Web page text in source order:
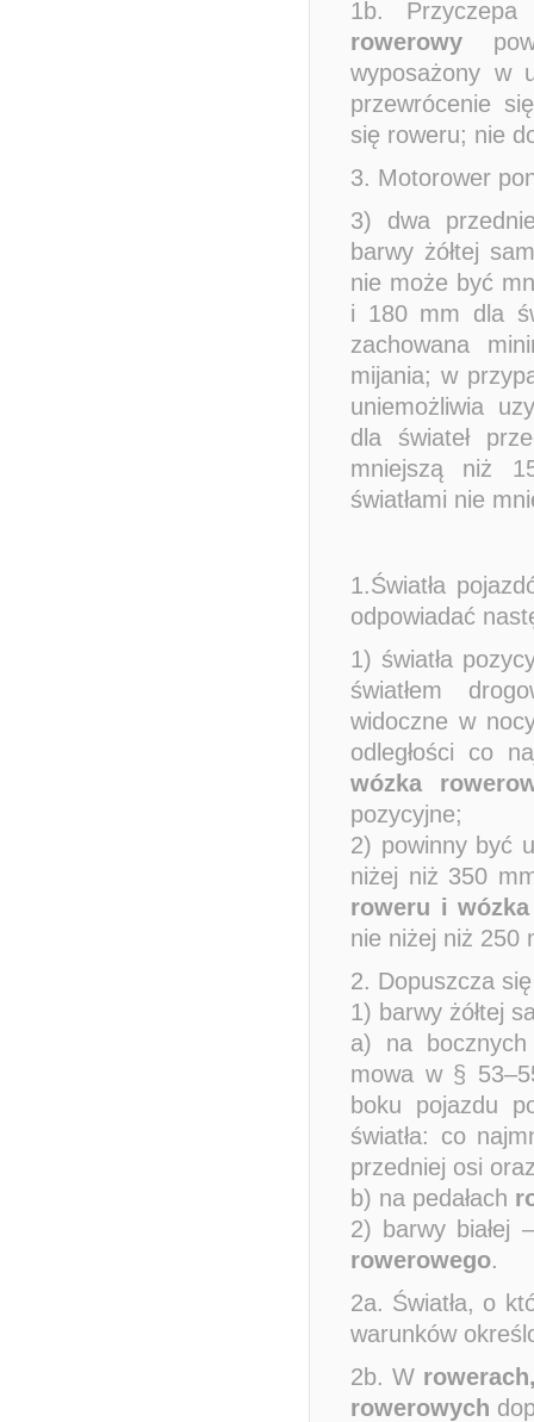
1b.
rowerowy
wyposażony w
przewrócenie
się roweru; nie
3. Motorower
3) dwa
barwy żółtej
nie może być
i 180 mm dla
zachowana
mijania; w
uniemożliwia
dla świateł
mniejszą niż
światłami nie
1.Światła
odpowiadać
1) światła
światłem
widoczne w
odległości co
wózka
pozycyjne;
2) powinny być
niżej niż 350
roweru i
nie niżej niż 250
2. Dopuszcza
1) barwy żółtej
a) na bocznych
mowa w §
boku pojazdu
światła: co
przedniej osi
b) na pedałach
2) barwy białej
rowerowego.
2a. Światła, o
warunków
2b. W
rowerowych